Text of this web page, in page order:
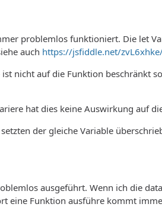
problemlos funktioniert. Die let
auch https://jsfiddle.net/
ist nicht auf die Funktion beschränkt
hat dies keine Auswirkung auf
der gleiche Variable
ausgeführt. Wenn ich die
eine Funktion ausführe kommt